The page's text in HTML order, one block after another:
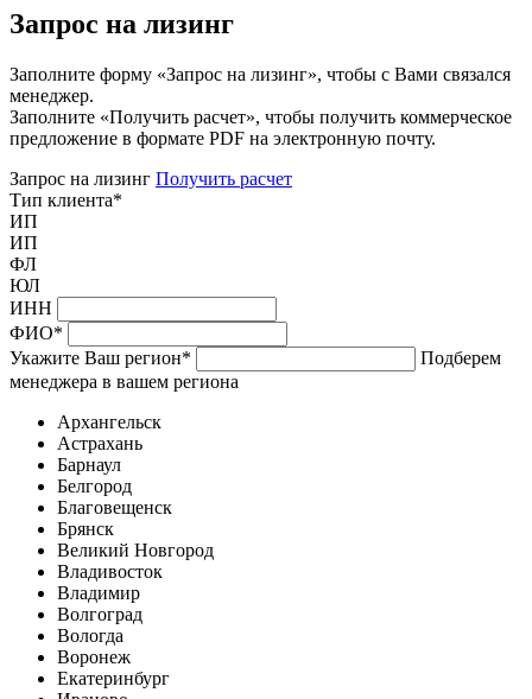
Запрос на лизинг
Заполните форму «Запрос на лизинг», чтобы с Вами связался
менеджер.
Заполните «Получить расчет», чтобы получить коммерческое
предложение в формате PDF на электронную почту.
Запрос на лизинг Получить расчет
Тип клиента*
ИП
ИП
ФЛ
ЮЛ
ИНН
ФИО*
Укажите Ваш регион*
Подберем
менеджера в вашем региона
Архангельск
Астрахань
Барнаул
Белгород
Благовещенск
Брянск
Великий Новгород
Владивосток
Владимир
Волгоград
Вологда
Воронеж
Екатеринбург